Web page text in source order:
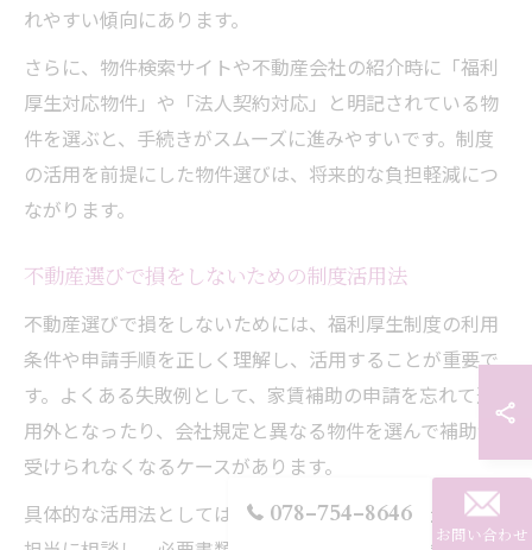
れやすい傾向にあります。
さらに、物件検索サイトや不動産会社の紹介時に「福利
厚生対応物件」や「法人契約対応」と明記されている物
件を選ぶと、手続きがスムーズに進みやすいです。制度
の活用を前提にした物件選びは、将来的な負担軽減につ
ながります。
不動産選びで損をしないための制度活用法
不動産選びで損をしないためには、福利厚生制度の利用
条件や申請手順を正しく理解し、活用することが重要で
す。よくある失敗例として、家賃補助の申請を忘れて適
用外となったり、会社規定と異なる物件を選んで補助が
受けられなくなるケースがあります。
具体的な活用法としては、物件選定後すぐに会社の人事
078-754-8646
お問い合わせ